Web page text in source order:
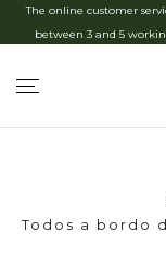
The online customer
between 3 and 5
Todos a bordo